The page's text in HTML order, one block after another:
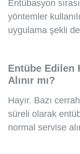
Entübasyon
yöntemler
uygulama şekli
Entübe Edilen
Alınır mı?
Hayır. Bazı
süreli olarak
normal servise